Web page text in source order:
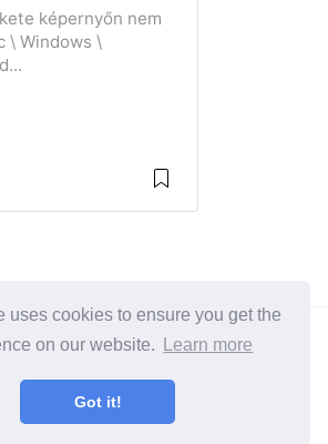
uses cookies to ensure you get the
on our website.
Learn more
Got it!
képernyőn nem
\ Windows \
rendszerekkel
foglalkozó webhely